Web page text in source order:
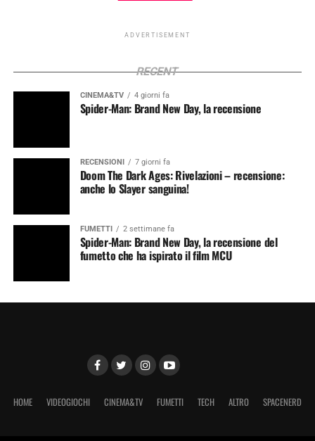
ADVERTISEMENT
RECENT
CINEMA&TV 4 giorni fa
Spider-Man: Brand New Day, la recensione
RECENSIONI 7 giorni fa
Doom The Dark Ages: Rivelazioni – recensione:
anche lo Slayer sanguina!
FUMETTI 2 settimane fa
Spider-Man: Brand New Day, la recensione del
fumetto che ha ispirato il film MCU
HOME VIDEOGIOCHI CINEMA&TV FUMETTI TECH ALTRO SPACENERD